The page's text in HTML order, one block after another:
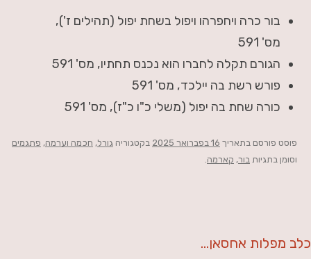
בור כרה ויחפרהו ויפול בשחת יפול (תהילים ז'),
מס' 591
הגורם תקלה לחברו הוא נכנס תחתיו, מס' 591
פורש רשת בה יילכד, מס' 591
כורה שחת בה יפול (משלי כ"ו כ"ז), מס' 591
פוסט פורסם בתאריך 16 בפברואר 2025 בקטגוריה גורל, חכמה וערמה, פתגמים
וסומן בתגיות בור, קארמה.
כלב מפלות אחסאן…